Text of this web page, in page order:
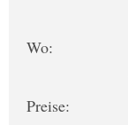
Wo:
Preise: